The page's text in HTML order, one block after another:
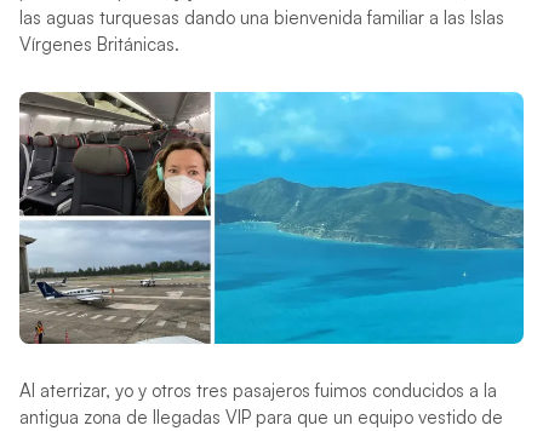
las aguas turquesas dando una bienvenida familiar a las Islas
Vírgenes Británicas.
Al aterrizar, yo y otros tres pasajeros fuimos conducidos a la
antigua zona de llegadas VIP para que un equipo vestido de